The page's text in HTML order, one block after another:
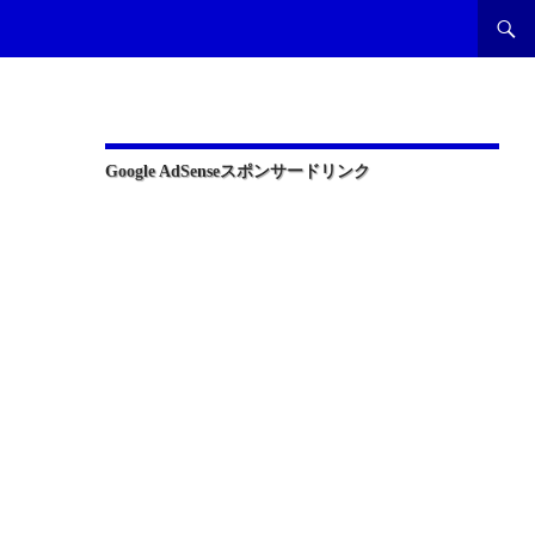
Google AdSenseスポンサードリンク